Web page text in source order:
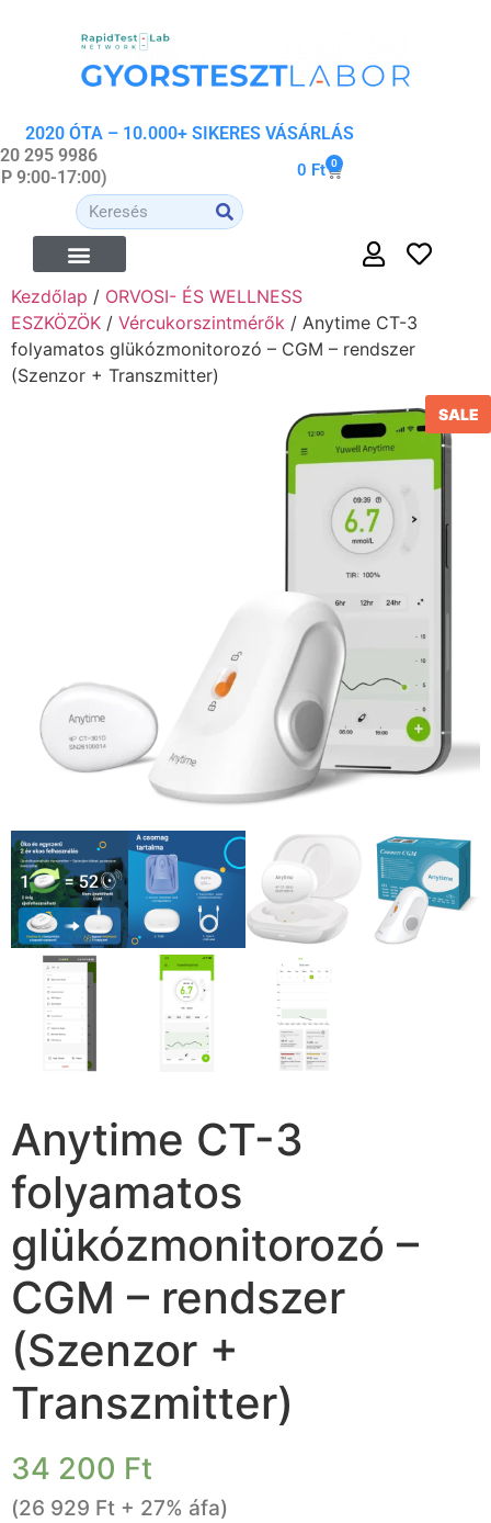
2020 ÓTA – 10.000+ SIKERES VÁSÁRLÁS
295 9986
9:00-17:00)
0 Ft 0
Kezdőlap / ORVOSI- ÉS WELLNESS
ESZKÖZÖK / Vércukorszintmérők / Anytime CT-3
folyamatos glükózmonitorozó – CGM – rendszer
(Szenzor + Transzmitter)
SALE
Anytime CT-3
folyamatos
glükózmonitorozó –
CGM – rendszer
(Szenzor +
Transzmitter)
34 200 Ft
(26 929 Ft + 27% áfa)